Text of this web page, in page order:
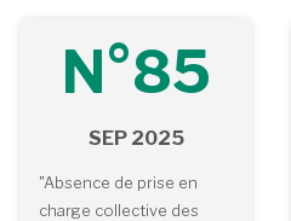
N°85
SEP 2025
"Absence de prise en
charge collective des